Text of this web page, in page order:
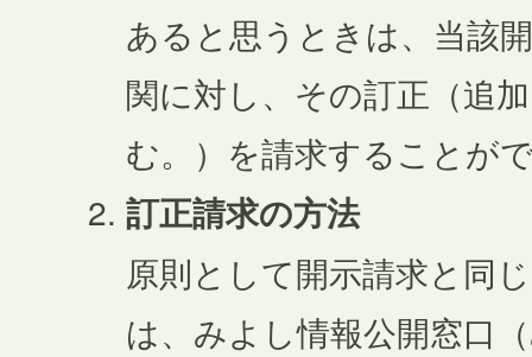
あると思うときは、当該
関に対し、その訂正（追
む。）を請求することが
訂正請求の方法
原則として開示請求と同
は、みよし情報公開窓口